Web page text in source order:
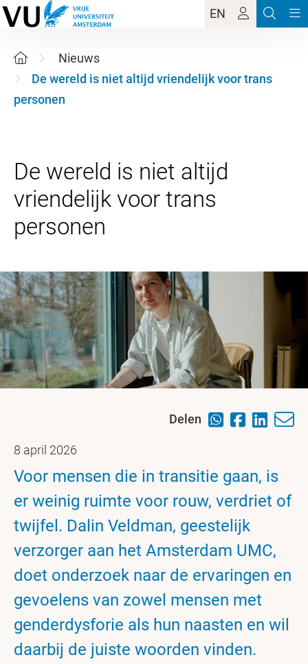
EN
Nieuws
De wereld is niet altijd vriendelijk voor trans
personen
De wereld is niet altijd
vriendelijk voor trans
Delen
8 april 2026
Voor mensen die in transitie gaan, is
er weinig ruimte voor rouw, verdriet of
twijfel. Dalin Veldman, geestelijk
verzorger aan het Amsterdam UMC,
doet onderzoek naar de ervaringen en
gevoelens van zowel mensen met
genderdysforie als hun naasten en wil
daarbij de juiste woorden vinden.